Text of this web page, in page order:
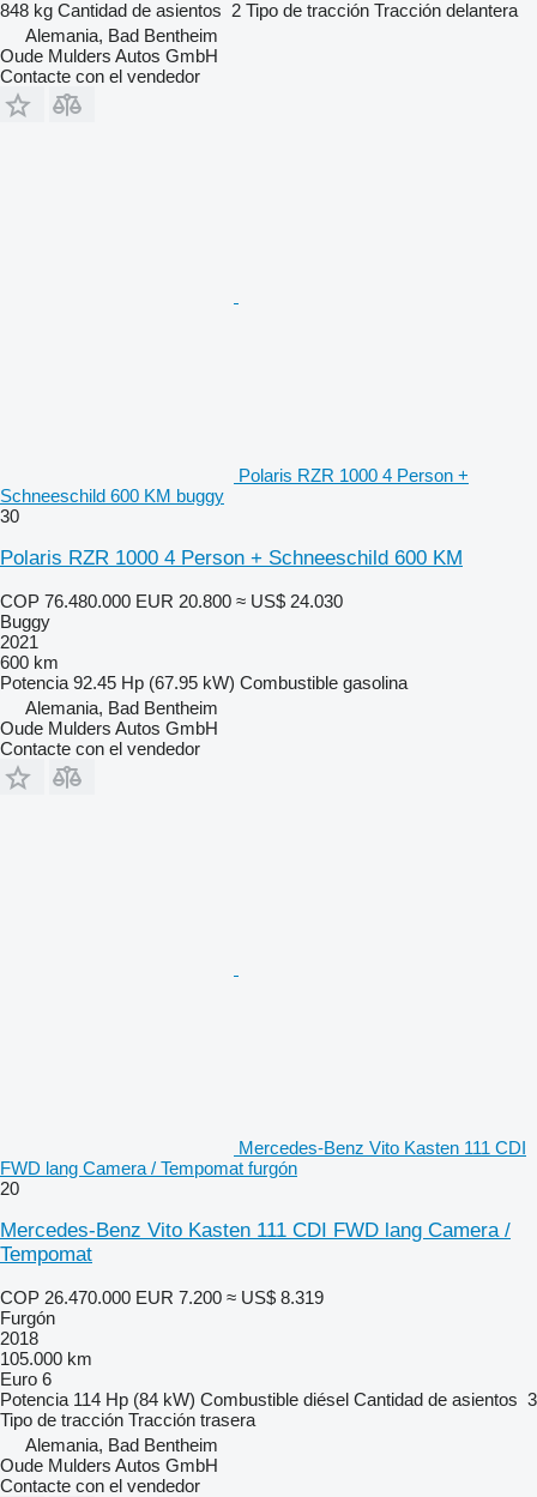
848 kg Cantidad de asientos 2 Tipo de tracción Tracción delantera
Alemania, Bad Bentheim
Oude Mulders Autos GmbH
Contacte con el vendedor
Polaris RZR 1000 4 Person +
Schneeschild 600 KM buggy
30
Polaris RZR 1000 4 Person + Schneeschild 600 KM
COP 76.480.000 EUR 20.800 ≈ US$ 24.030
Buggy
2021
600 km
Potencia 92.45 Hp (67.95 kW) Combustible gasolina
Alemania, Bad Bentheim
Oude Mulders Autos GmbH
Contacte con el vendedor
Mercedes-Benz Vito Kasten 111 CDI
FWD lang Camera / Tempomat furgón
20
Mercedes-Benz Vito Kasten 111 CDI FWD lang Camera /
Tempomat
COP 26.470.000 EUR 7.200 ≈ US$ 8.319
Furgón
2018
105.000 km
Euro 6
Potencia 114 Hp (84 kW) Combustible diésel Cantidad de asientos 3
Tipo de tracción Tracción trasera
Alemania, Bad Bentheim
Oude Mulders Autos GmbH
Contacte con el vendedor